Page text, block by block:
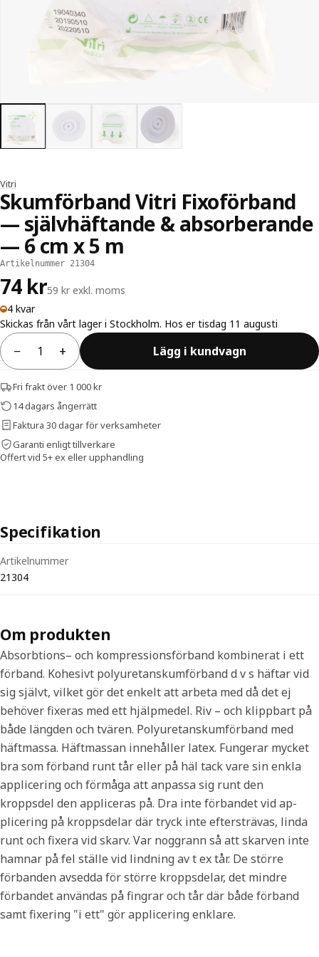
Vitri
Skumförband Vitri Fixoförband
— självhäftande & absorberande
— 6 cm x 5 m
Artikelnummer 21304
74 kr59 kr exkl. moms
4 kvar
Skickas från vårt lager i Stockholm. Hos er tisdag 11 augusti
− + Lägg i kundvagn
Fri frakt över 1 000 kr
14 dagars ångerrätt
Faktura 30 dagar för verksamheter
Garanti enligt tillverkare
Offert vid 5+ ex eller upphandling
Specifikation
Artikelnummer
21304
Om produkten
Absorbtions– och kompressionsförband kombinerat i ett
förband. Kohesivt polyuretanskumförband d v s häftar vid
sig självt, vilket gör det enkelt att arbeta med då det ej
behöver fixeras med ett hjälpmedel. Riv – och klippbart på
både längden och tvären. Polyuretanskumförband med
häftmassa. Häftmassan innehåller latex. Fungerar mycket
bra som förband runt tår eller på häl tack vare sin enkla
applicering och förmåga att anpassa sig runt den
kroppsdel den appliceras på. Dra inte förbandet vid ap-
plicering på kroppsdelar där tryck inte eftersträvas, linda
runt och fixera vid skarv. Var noggrann så att skarven inte
hamnar på fel ställe vid lindning av t ex tår. De större
förbanden avsedda för större kroppsdelar, det mindre
förbandet användas på fingrar och tår där både förband
samt fixering "i ett" gör applicering enklare.